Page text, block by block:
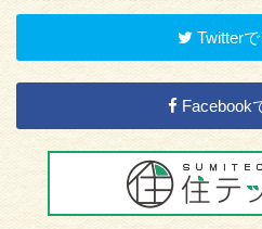
Twitterで
Facebook